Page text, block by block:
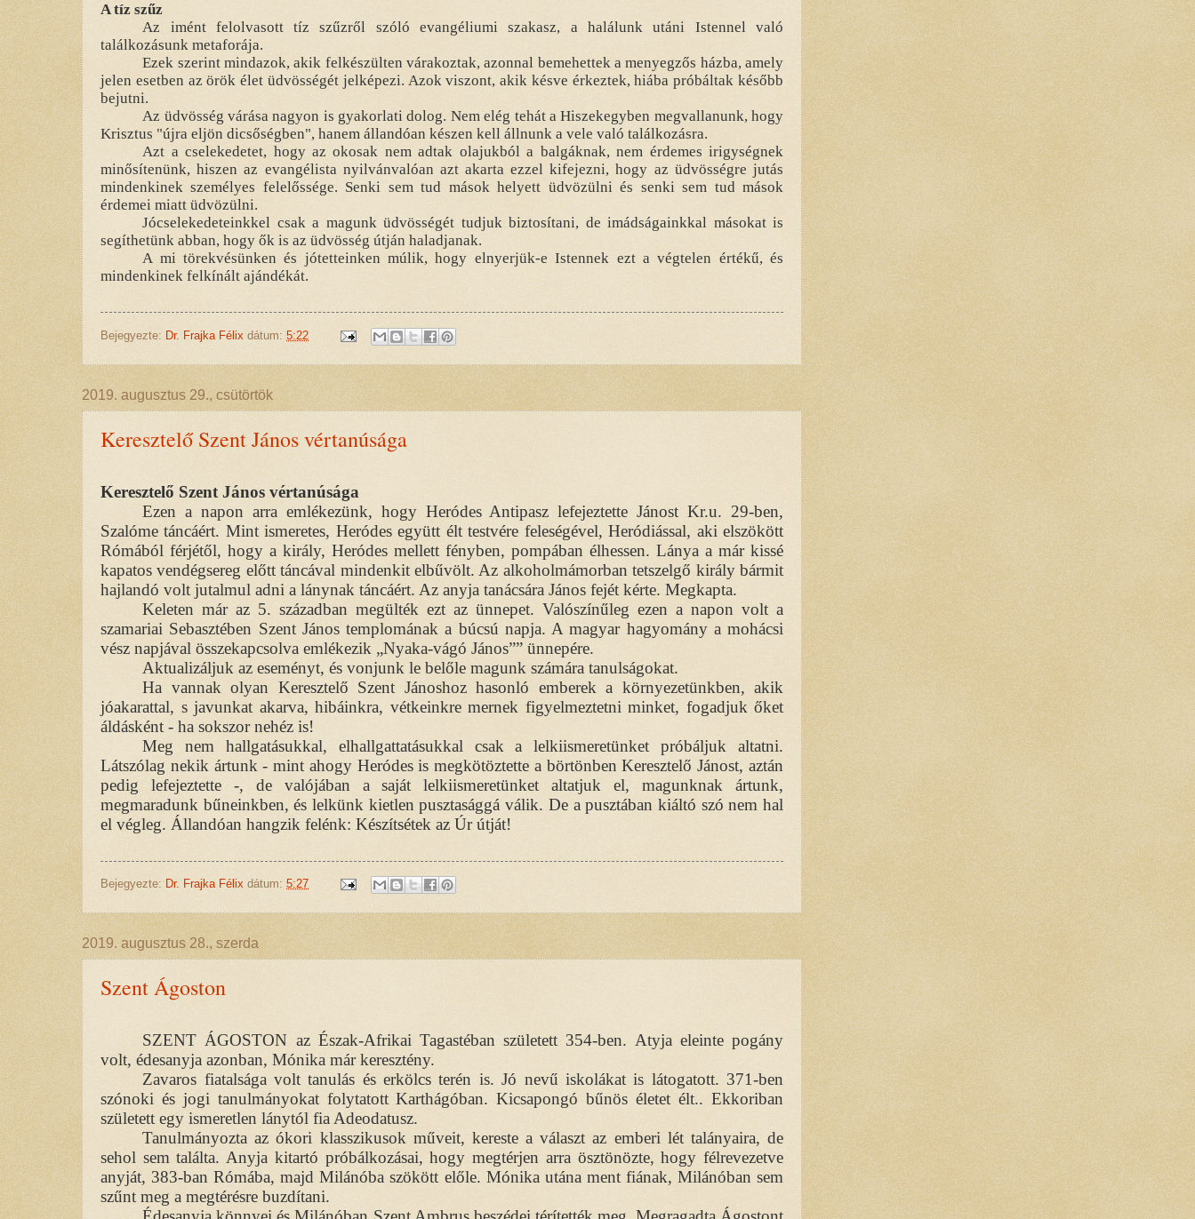
A tíz szűz
Az imént felolvasott tíz szűzről szóló evangéliumi szakasz, a halálunk utáni Istennel való
találkozásunk metaforája.
Ezek szerint mindazok, akik felkészülten várakoztak, azonnal bemehettek a menyegzős házba, amely
jelen esetben az örök élet üdvösségét jelképezi. Azok viszont, akik késve érkeztek, hiába próbáltak később
bejutni.
Az üdvösség várása nagyon is gyakorlati dolog. Nem elég tehát a Hiszekegyben megvallanunk, hogy
Krisztus "újra eljön dicsőségben", hanem állandóan készen kell állnunk a vele való találkozásra.
Azt a cselekedetet, hogy az okosak nem adtak olajukból a balgáknak, nem érdemes irigységnek
minősítenünk, hiszen az evangélista nyilvánvalóan azt akarta ezzel kifejezni, hogy az üdvösségre jutás
mindenkinek személyes felelőssége. Senki sem tud mások helyett üdvözülni és senki sem tud mások
érdemei miatt üdvözülni.
Jócselekedeteinkkel csak a magunk üdvösségét tudjuk biztosítani, de imádságainkkal másokat is
segíthetünk abban, hogy ők is az üdvösség útján haladjanak.
A mi törekvésünken és jótetteinken múlik, hogy elnyerjük-e Istennek ezt a végtelen értékű, és
mindenkinek felkínált ajándékát.
Bejegyezte: Dr. Frajka Félix dátum: 5:22
2019. augusztus 29., csütörtök
Keresztelő Szent János vértanúsága
Keresztelő Szent János vértanúsága
Ezen a napon arra emlékezünk, hogy Heródes Antipasz lefejeztette Jánost Kr.u. 29-ben,
Szalóme táncáért. Mint ismeretes, Heródes együtt élt testvére feleségével, Heródiással, aki elszökött
Rómából férjétől, hogy a király, Heródes mellett fényben, pompában élhessen. Lánya a már kissé
kapatos vendégsereg előtt táncával mindenkit elbűvölt. Az alkoholmámorban tetszelgő király bármit
hajlandó volt jutalmul adni a lánynak táncáért. Az anyja tanácsára János fejét kérte. Megkapta.
Keleten már az 5. században megülték ezt az ünnepet. Valószínűleg ezen a napon volt a
szamariai Sebasztében Szent János templomának a búcsú napja. A magyar hagyomány a mohácsi
vész napjával összekapcsolva emlékezik „Nyaka-vágó János”” ünnepére.
Aktualizáljuk az eseményt, és vonjunk le belőle magunk számára tanulságokat.
Ha vannak olyan Keresztelő Szent Jánoshoz hasonló emberek a környezetünkben, akik
jóakarattal, s javunkat akarva, hibáinkra, vétkeinkre mernek figyelmeztetni minket, fogadjuk őket
áldásként - ha sokszor nehéz is!
Meg nem hallgatásukkal, elhallgattatásukkal csak a lelkiismeretünket próbáljuk altatni.
Látszólag nekik ártunk - mint ahogy Heródes is megkötöztette a börtönben Keresztelő Jánost, aztán
pedig lefejeztette -, de valójában a saját lelkiismeretünket altatjuk el, magunknak ártunk,
megmaradunk bűneinkben, és lelkünk kietlen pusztasággá válik. De a pusztában kiáltó szó nem hal
el végleg. Állandóan hangzik felénk: Készítsétek az Úr útját!
Bejegyezte: Dr. Frajka Félix dátum: 5:27
2019. augusztus 28., szerda
Szent Ágoston
SZENT ÁGOSTON az Észak-Afrikai Tagastéban született 354-ben. Atyja eleinte pogány
volt, édesanyja azonban, Mónika már keresztény.
Zavaros fiatalsága volt tanulás és erkölcs terén is. Jó nevű iskolákat is látogatott. 371-ben
szónoki és jogi tanulmányokat folytatott Karthágóban. Kicsapongó bűnös életet élt.. Ekkoriban
született egy ismeretlen lánytól fia Adeodatusz.
Tanulmányozta az ókori klasszikusok műveit, kereste a választ az emberi lét talányaira, de
sehol sem találta. Anyja kitartó próbálkozásai, hogy megtérjen arra ösztönözte, hogy félrevezetve
anyját, 383-ban Rómába, majd Milánóba szökött előle. Mónika utána ment fiának, Milánóban sem
szűnt meg a megtérésre buzdítani.